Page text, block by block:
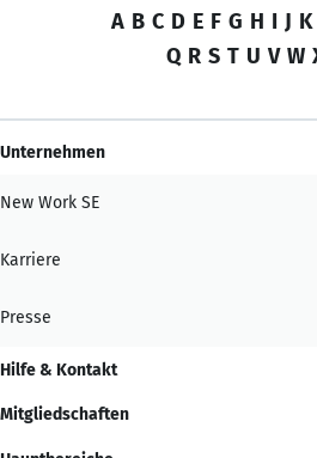
A B C D E F G H I J K
Q R S T U V W
Unternehmen
New Work SE
Karriere
Presse
Hilfe & Kontakt
Mitgliedschaften